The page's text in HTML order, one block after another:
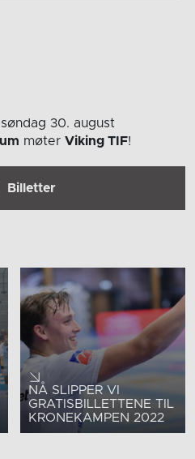
søndag 30. august
møter Viking TIF!
Billetter
NÅ SLIPPER VI
GRATISBILLETTENE TIL
KRONEKAMPEN 2022